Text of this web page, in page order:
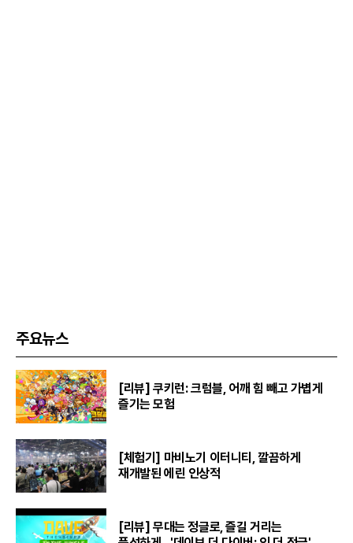
주요뉴스
[리뷰] 쿠키런: 크럼블, 어깨 힘 빼고 가볍게
즐기는 모험
[체험기] 마비노기 이터니티, 깔끔하게
재개발된 에린 인상적
[리뷰] 무대는 정글로, 즐길 거리는